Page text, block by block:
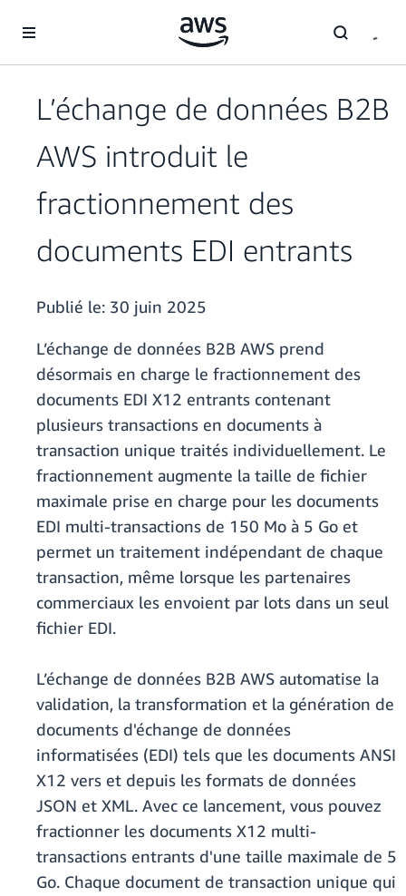
L’échange de données B2B
AWS introduit le
fractionnement des
documents EDI entrants
Publié le: 30 juin 2025
L’échange de données B2B AWS prend
désormais en charge le fractionnement des
documents EDI X12 entrants contenant
plusieurs transactions en documents à
transaction unique traités individuellement. Le
fractionnement augmente la taille de fichier
maximale prise en charge pour les documents
EDI multi-transactions de 150 Mo à 5 Go et
permet un traitement indépendant de chaque
transaction, même lorsque les partenaires
commerciaux les envoient par lots dans un seul
fichier EDI.
L’échange de données B2B AWS automatise la
validation, la transformation et la génération de
documents d'échange de données
informatisées (EDI) tels que les documents ANSI
X12 vers et depuis les formats de données
JSON et XML. Avec ce lancement, vous pouvez
fractionner les documents X12 multi-
transactions entrants d'une taille maximale de 5
Go. Chaque document de transaction unique qui